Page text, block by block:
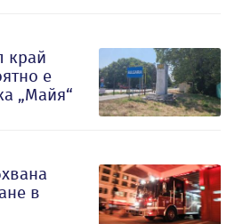
край
е
„Майя“
в